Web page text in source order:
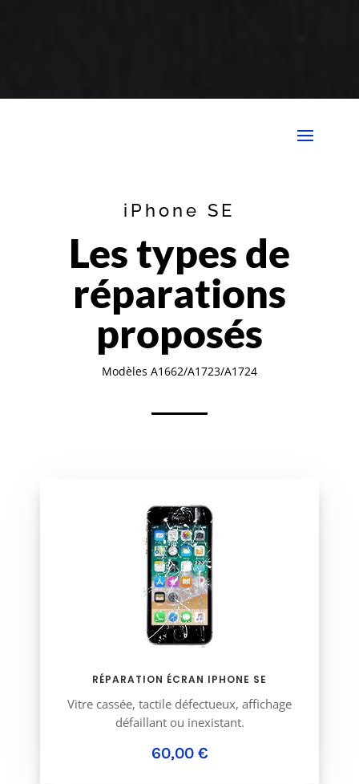
iPhone SE
Les types de
réparations
proposés
Modèles A1662/A1723/A1724
RÉPARATION ÉCRAN IPHONE SE
Vitre cassée, tactile défectueux, affichage
défaillant ou inexistant.
60,00 €